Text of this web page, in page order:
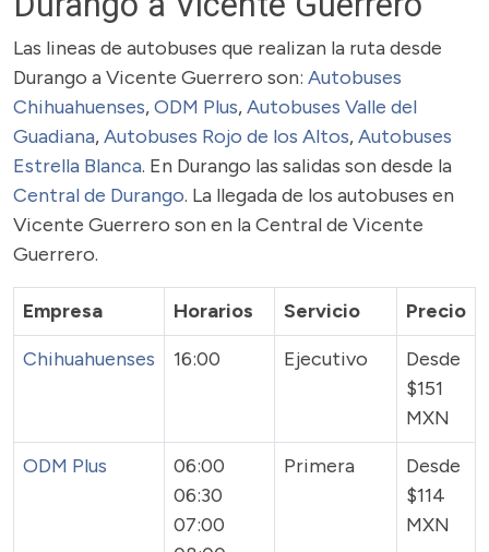
Las lineas de autobuses que realizan la ruta desde
Durango a Vicente Guerrero son: Autobuses
Chihuahuenses,ODM Plus,Autobuses Valle del
Guadiana,Autobuses Rojo de los Altos,Autobuses
Estrella Blanca. En Durango las salidas son desde la
Central de Durango. La llegada de los autobuses en
Vicente Guerrero son en la Central de Vicente
Guerrero.
Empresa Horarios Servicio
Precio
Chihuahuenses
16:00 Ejecutivo
Desde
$151
MXN
ODM Plus
06:00
06:30
07:00
Primera
Desde
$114
MXN